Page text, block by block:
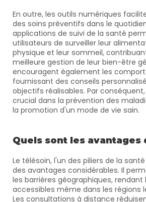
En outre, les outils numériques
des soins préventifs dans le
applications de suivi de la santé
utilisateurs de surveiller leur
physique et leur sommeil,
meilleure gestion de leur bien-être
encouragent également les
fournissant des conseils
objectifs réalisables. Par
crucial dans la prévention des
la promotion d'un mode de vie sain.
Quels sont les avantages
Le télésoin, l'un des piliers de la
des avantages considérables. Il
les barrières géographiques, rendant
accessibles même dans les régions
Les consultations à distance